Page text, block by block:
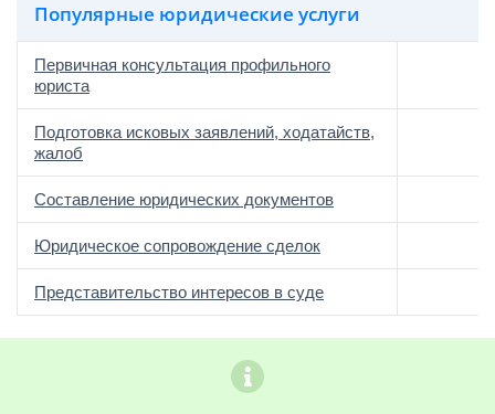
Популярные юридические услуги
Первичная консультация профильного
юриста
Подготовка исковых заявлений, ходатайств,
жалоб
Составление юридических документов
Юридическое сопровождение сделок
Представительство интересов в суде